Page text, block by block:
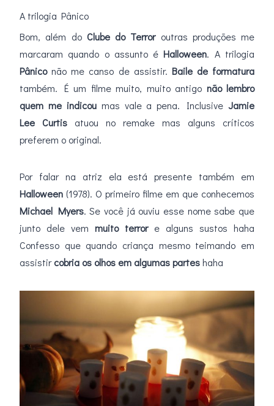
A trilogia Pânico
Bom, além do Clube do Terroroutras produções me
marcaram quando o assunto éHalloween. A trilogia
Pâniconão me canso de assistir. Baile de formatura
também. É um filme muito, muito antigo não lembro
quem me indicoumas vale a pena. Inclusive Jamie
Lee Curtis atuou no remake mas alguns críticos
preferem o original.
Por falar na atriz ela está presente também em
Halloween (1978). O primeiro filme em que conhecemos
Michael Myers. Se você já ouviu esse nome sabe que
junto dele vem muito terrore alguns sustos haha
Confesso que quando criança mesmo teimando em
assistircobria os olhos em algumas parteshaha